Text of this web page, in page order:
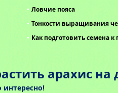
Ловчие пояса
Тонкости выращивания
Как подготовить семена к
арахис на
интересно!